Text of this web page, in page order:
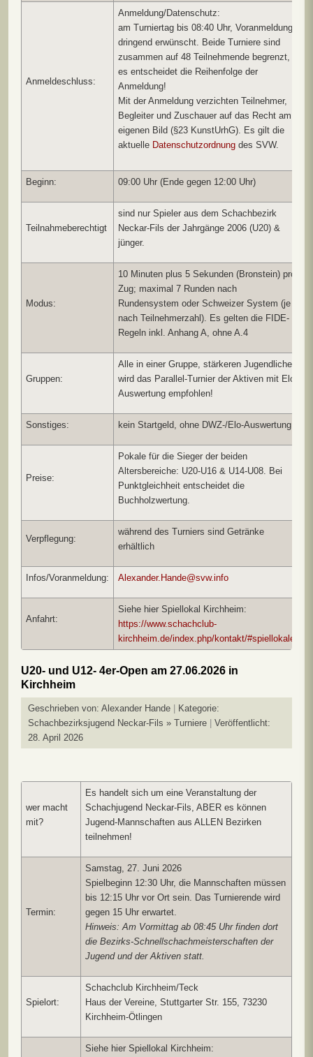
Anmeldeschluss:
Anmeldung/Datenschutz:
am Turniertag bis 08:40 Uhr, Voranmeldung
dringend erwünscht. Beide Turniere sind
zusammen auf 48 Teilnehmende begrenzt,
es entscheidet die Reihenfolge der
Anmeldung!
Mit der Anmeldung verzichten Teilnehmer,
Begleiter und Zuschauer auf das Recht am
eigenen Bild (§23 KunstUrhG). Es gilt die
aktuelle Datenschutzordnung des SVW.
Beginn: 09:00 Uhr (Ende gegen 12:00 Uhr)
Teilnahmeberechtigt
sind nur Spieler aus dem Schachbezirk
Neckar-Fils der Jahrgänge 2006 (U20) &
jünger.
Modus:
10 Minuten plus 5 Sekunden (Bronstein) pro
Zug; maximal 7 Runden nach
Rundensystem oder Schweizer System (je
nach Teilnehmerzahl). Es gelten die FIDE-
Regeln inkl. Anhang A, ohne A.4
Gruppen:
Alle in einer Gruppe, stärkeren Jugendlichen
wird das Parallel-Turnier der Aktiven mit Elo-
Auswertung empfohlen!
Sonstiges: kein Startgeld, ohne DWZ-/Elo-Auswertung
Preise:
Pokale für die Sieger der beiden
Altersbereiche: U20-U16 & U14-U08. Bei
Punktgleichheit entscheidet die
Buchholzwertung.
Verpflegung:
während des Turniers sind Getränke
erhältlich
Infos/Voranmeldung: Alexander.Hande@svw.info
Anfahrt:
Siehe hier Spiellokal Kirchheim:
https://www.schachclub-
kirchheim.de/index.php/kontakt/#spiellokale
U20- und U12- 4er-Open am 27.06.2026 in
Kirchheim
Geschrieben von: Alexander Hande
Kategorie:
Schachbezirksjugend Neckar-Fils » Turniere
Veröffentlicht:
28. April 2026
wer macht
mit?
Es handelt sich um eine Veranstaltung der
Schachjugend Neckar-Fils, ABER es können
Jugend-Mannschaften aus ALLEN Bezirken
teilnehmen!
Termin:
Samstag, 27. Juni 2026
Spielbeginn 12:30 Uhr, die Mannschaften müssen
bis 12:15 Uhr vor Ort sein. Das Turnierende wird
gegen 15 Uhr erwartet.
Hinweis: Am Vormittag ab 08:45 Uhr finden dort
die Bezirks-Schnellschachmeisterschaften der
Jugend und der Aktiven statt.
Spielort:
Schachclub Kirchheim/Teck
Haus der Vereine, Stuttgarter Str. 155, 73230
Kirchheim-Ötlingen
Siehe hier Spiellokal Kirchheim: